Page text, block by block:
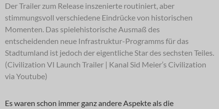
Der Trailer zum Release inszenierte routiniert, aber
stimmungsvoll verschiedene Eindrücke von historischen
Momenten. Das spielehistorische Ausmaß des
entscheidenden neue Infrastruktur-Programms für das
Stadtumland ist jedoch der eigentliche Star des sechsten Teiles.
(Civilization VI Launch Trailer | Kanal Sid Meier’s Civilization
via Youtube)
Es waren schon immer ganz andere Aspekte als die